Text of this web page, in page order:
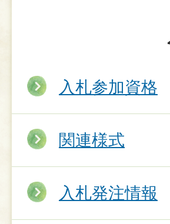
入札参加資格
関連様式
入札発注情報